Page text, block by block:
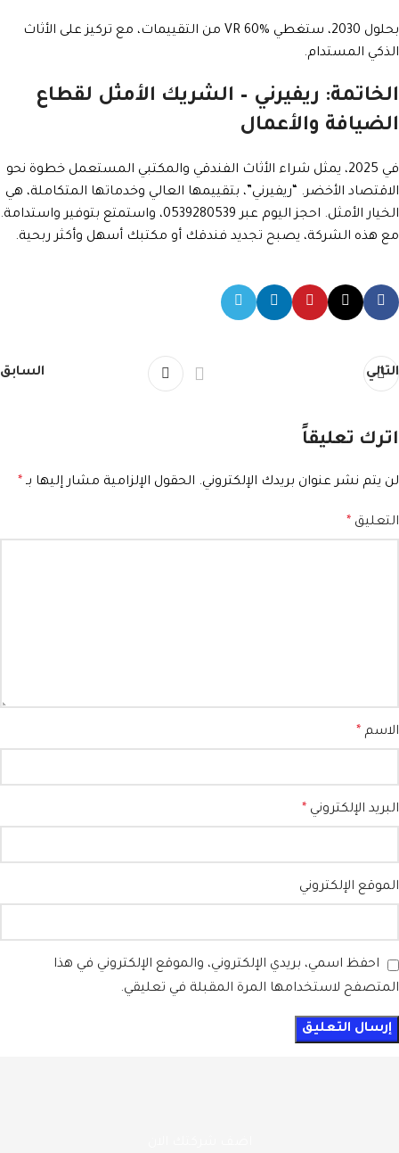
بحلول 2030، ستغطي VR 60% من التقييمات، مع تركيز على الأثاث
الذكي المستدام.
الخاتمة: ريفيرني – الشريك الأمثل لقطاع
الضيافة والأعمال
في 2025، يمثل شراء الأثاث الفندقي والمكتبي المستعمل خطوة نحو
الاقتصاد الأخضر. “ريفيرني”، بتقييمها العالي وخدماتها المتكاملة، هي
الخيار الأمثل. احجز اليوم عبر 0539280539، واستمتع بتوفير واستدامة.
مع هذه الشركة، يصبح تجديد فندقك أو مكتبك أسهل وأكثر ربحية.
التالي السابق
اترك تعليقاً
لن يتم نشر عنوان بريدك الإلكتروني. الحقول الإلزامية مشار إليها بـ *
التعليق *
الاسم *
البريد الإلكتروني *
الموقع الإلكتروني
احفظ اسمي، بريدي الإلكتروني، والموقع الإلكتروني في هذا
المتصفح لاستخدامها المرة المقبلة في تعليقي.